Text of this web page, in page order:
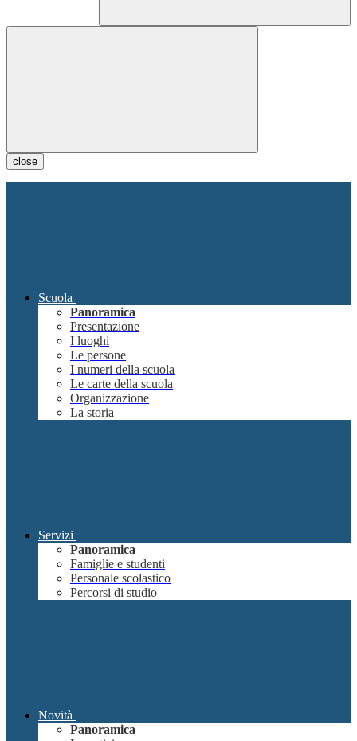
close
Scuola
Panoramica
Presentazione
I luoghi
Le persone
I numeri della scuola
Le carte della scuola
Organizzazione
La storia
Servizi
Panoramica
Famiglie e studenti
Personale scolastico
Percorsi di studio
Novità
Panoramica